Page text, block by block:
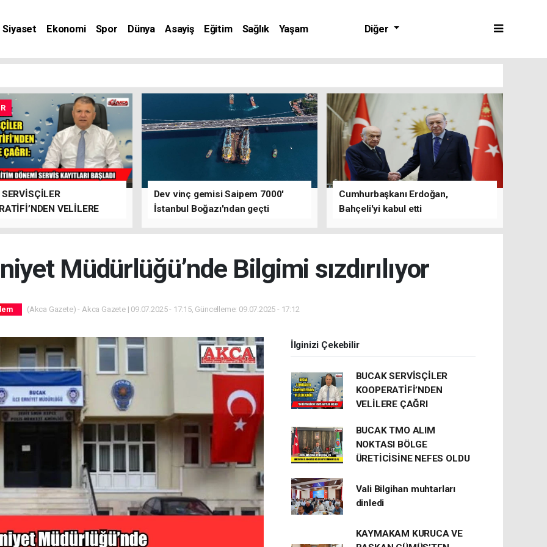
Siyaset Ekonomi Spor Dünya Asayiş Eğitim Sağlık
Yaşam
Diğer
VELİLERE
Dev vinç gemisi Saipem 7000'
İstanbul Boğazı'ndan geçti
Cumhurbaşkanı Erdoğan,
Bahçeli'yi kabul etti
Müdürlüğü’nde Bilgimi sızdırılıyor
(Akca Gazete) - Akca Gazete | 09.07.2025 - 17:15, Güncelleme: 09.07.2025 - 17:12
İlginizi Çekebilir
BUCAK SERVİSÇİLER
KOOPERATİFİ’NDEN
VELİLERE ÇAĞRI
BUCAK TMO ALIM
NOKTASI BÖLGE
ÜRETİCİSİNE NEFES OLDU
Vali Bilgihan muhtarları
dinledi
KAYMAKAM KURUCA VE